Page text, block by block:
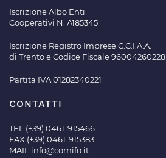
Iscrizione Albo Enti
Cooperativi N. A185345
Iscrizione Registro Imprese C.C.I.A.A.
di Trento e Codice Fiscale 96004260228
Partita IVA 01282340221
CONTATTI
TEL.(+39) 0461-915466
FAX (+39) 0461-915383
MAIL info@comifo.it